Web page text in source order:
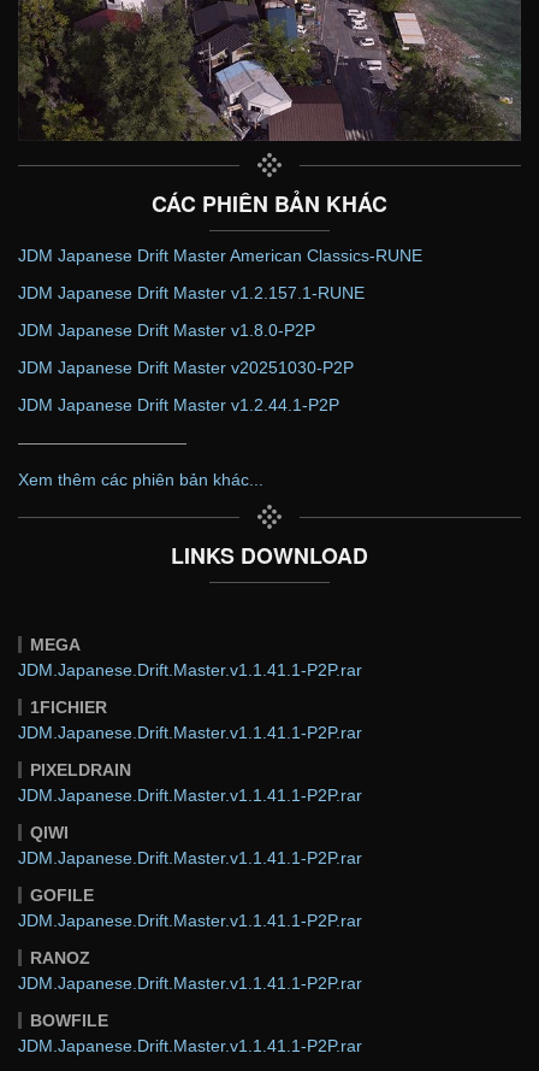
CÁC PHIÊN BẢN KHÁC
JDM Japanese Drift Master American Classics-RUNE
JDM Japanese Drift Master v1.2.157.1-RUNE
JDM Japanese Drift Master v1.8.0-P2P
JDM Japanese Drift Master v20251030-P2P
JDM Japanese Drift Master v1.2.44.1-P2P
——————————
Xem thêm các phiên bản khác...
LINKS DOWNLOAD
MEGA
JDM.Japanese.Drift.Master.v1.1.41.1-P2P.rar
1FICHIER
JDM.Japanese.Drift.Master.v1.1.41.1-P2P.rar
PIXELDRAIN
JDM.Japanese.Drift.Master.v1.1.41.1-P2P.rar
QIWI
JDM.Japanese.Drift.Master.v1.1.41.1-P2P.rar
GOFILE
JDM.Japanese.Drift.Master.v1.1.41.1-P2P.rar
RANOZ
JDM.Japanese.Drift.Master.v1.1.41.1-P2P.rar
BOWFILE
JDM.Japanese.Drift.Master.v1.1.41.1-P2P.rar